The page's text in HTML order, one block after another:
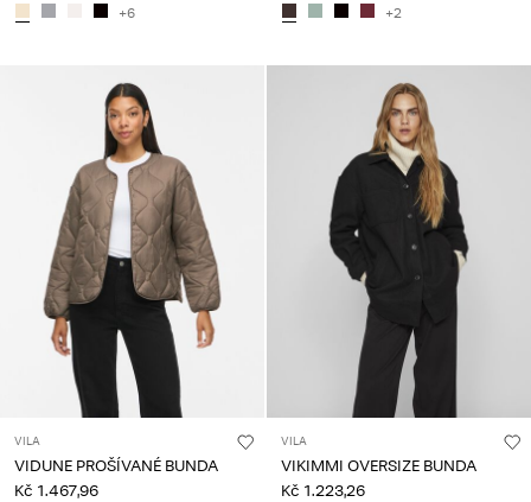
+6 +2
VILA
VIDUNE PROŠÍVANÉ BUNDA
Kč 1.467,96
VILA
VIKIMMI OVERSIZE BUNDA
Kč 1.223,26